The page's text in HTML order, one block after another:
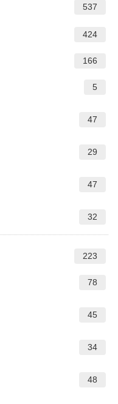
537
424
166
5
47
29
47
32
223
78
45
34
48